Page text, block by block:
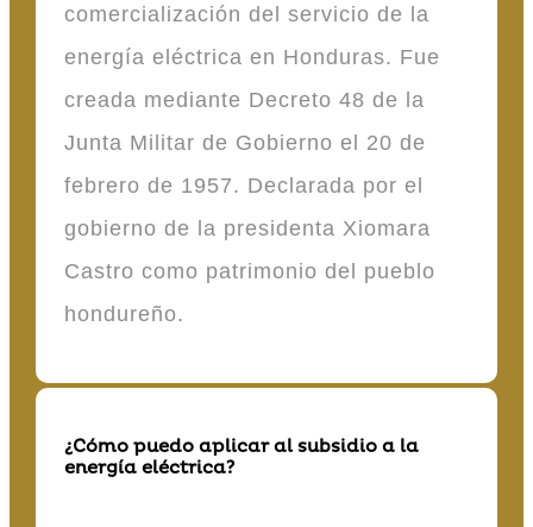
comercialización del servicio de la
energía eléctrica en Honduras. Fue
creada mediante Decreto 48 de la
Junta Militar de Gobierno el 20 de
febrero de 1957. Declarada por el
gobierno de la presidenta Xiomara
Castro como patrimonio del pueblo
hondureño.
¿Cómo puedo aplicar al subsidio a la
energía eléctrica?